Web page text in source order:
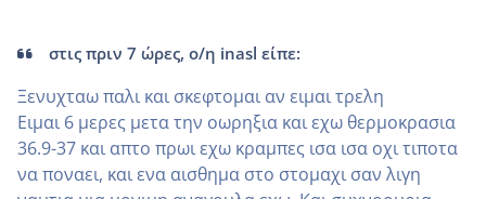
στις πριν 7 ώρες, ο/η inasl είπε:
Ξενυχταω παλι και σκεφτομαι αν ειμαι τρελη
Ειμαι 6 μερες μετα την οωρηξια και εχω θερμοκρασια
36.9-37 και απτο πρωι εχω κραμπες ισα ισα οχι τιποτα
να ποναει, και ενα αισθημα στο στομαχι σαν λιγη